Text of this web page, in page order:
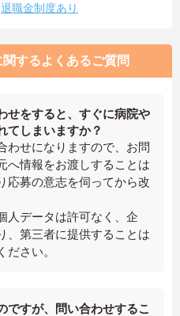
退職金制度あり
するよくあるご質問
せをすると、すぐに病院や
てしまいますか？
わせになりますので、お問
へ情報をお渡しすることは
応募の意志を伺ってから改
人データは許可なく、企
、第三者に提供することは
さい。
ですが、問い合わせするこ